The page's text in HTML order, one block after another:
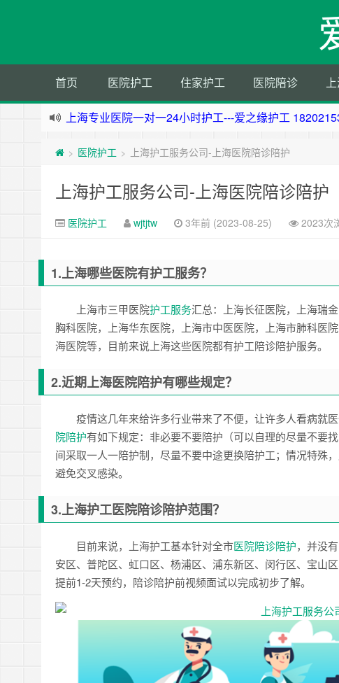
首页 医院护工 住家护工 医院陪诊
上海专业医院一对一24小时护工---爱之缘护工
上海专业医院一对一24小时护工---上海爱之缘护工
杭州专业医院一对一24小时护工---杭州爱之缘护工
> 医院护工 > 上海护工服务公司-上海医院陪诊陪护
上海护工服务公司-上海医院陪诊陪护
医院护工 wjtjtw 3年前 (2023-08-25) 2023次
1.上海哪些医院有护工服务？
上海市三甲医院护工服务汇总：上海长征医院，上海瑞
胸科医院，上海华东医院，上海市中医医院，上海市肺科医
海医院等，目前来说上海这些医院都有护工陪诊陪护服务。
2.近期上海医院陪护有哪些规定？
疫情这几年来给许多行业带来了不便，让许多人看病就
院陪护有如下规定：非必要不要陪护（可以自理的尽量不要
间采取一人一陪护制，尽量不要中途更换陪护工；情况特殊
避免交叉感染。
3.上海护工医院陪诊陪护范围？
目前来说，上海护工基本针对全市医院陪诊陪护，并没
安区、普陀区、虹口区、杨浦区、浦东新区、闵行区、宝山
提前1-2天预约，陪诊陪护前视频面试以完成初步了解。